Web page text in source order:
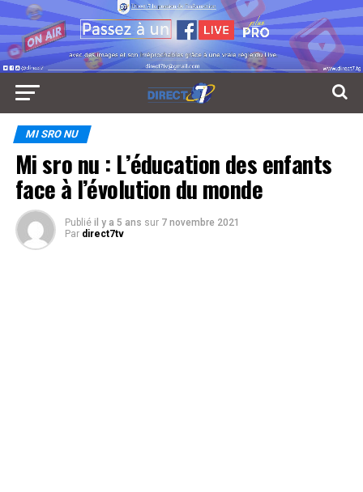
MI SRO NU
Mi sro nu : L’éducation des enfants
face à l’évolution du monde
Publié il y a 5 ans sur 7 novembre 2021
Par direct7tv